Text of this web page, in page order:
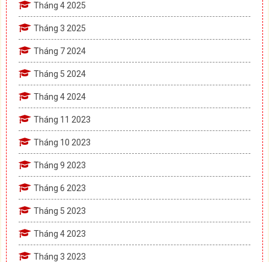
Tháng 4 2025
Tháng 3 2025
Tháng 7 2024
Tháng 5 2024
Tháng 4 2024
Tháng 11 2023
Tháng 10 2023
Tháng 9 2023
Tháng 6 2023
Tháng 5 2023
Tháng 4 2023
Tháng 3 2023